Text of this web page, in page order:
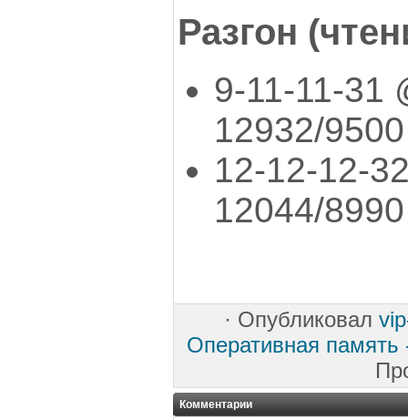
Разгон
9-11-11-31
12932/
12-12-12-
12044/
· Опубликовал
Оперативная
Комментарии